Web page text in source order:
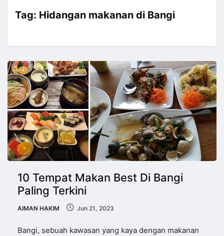
Tag: Hidangan makanan di Bangi
10 Tempat Makan Best Di Bangi
Paling Terkini
AIMAN HAKIM Jun 21, 2023
Bangi, sebuah kawasan yang kaya dengan makanan